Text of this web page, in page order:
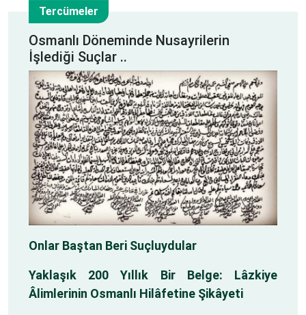
27
Mar
Tercümeler
Osmanlı Döneminde Nusayrilerin
İşlediği Suçlar ..
Onlar Baştan Beri Suçluydular
Yaklaşık 200 Yıllık Bir Belge: Lâzkiye
Âlimlerinin Osmanlı Hilâfetine Şikâyeti